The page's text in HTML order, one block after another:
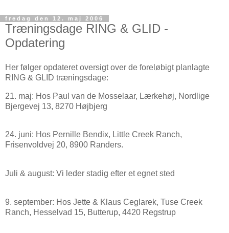
fredag den 12. maj 2006
Træningsdage RING & GLID -
Opdatering
Her følger opdateret oversigt over de foreløbigt planlagte
RING & GLID træningsdage:
21. maj: Hos Paul van de Mosselaar, Lærkehøj, Nordlige
Bjergevej 13, 8270 Højbjerg
24. juni: Hos Pernille Bendix, Little Creek Ranch,
Frisenvoldvej 20, 8900 Randers.
Juli & august: Vi leder stadig efter et egnet sted
9. september: Hos Jette & Klaus Ceglarek, Tuse Creek
Ranch, Hesselvad 15, Butterup, 4420 Regstrup